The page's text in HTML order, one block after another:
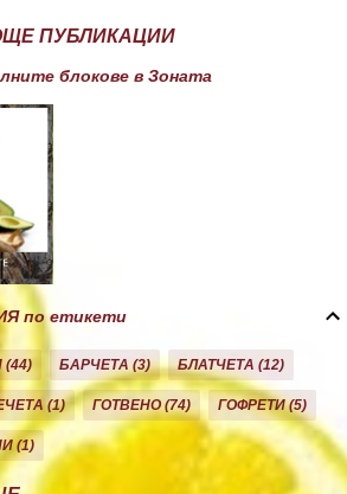
ПУБЛИКАЦИИ
блокове в Зоната
по етикети
44 БАРЧЕТА 3 БЛАТЧЕТА 12
1 ГОТВЕНО 74 ГОФРЕТИ 5
1
26 ЗА ЗОНАТА